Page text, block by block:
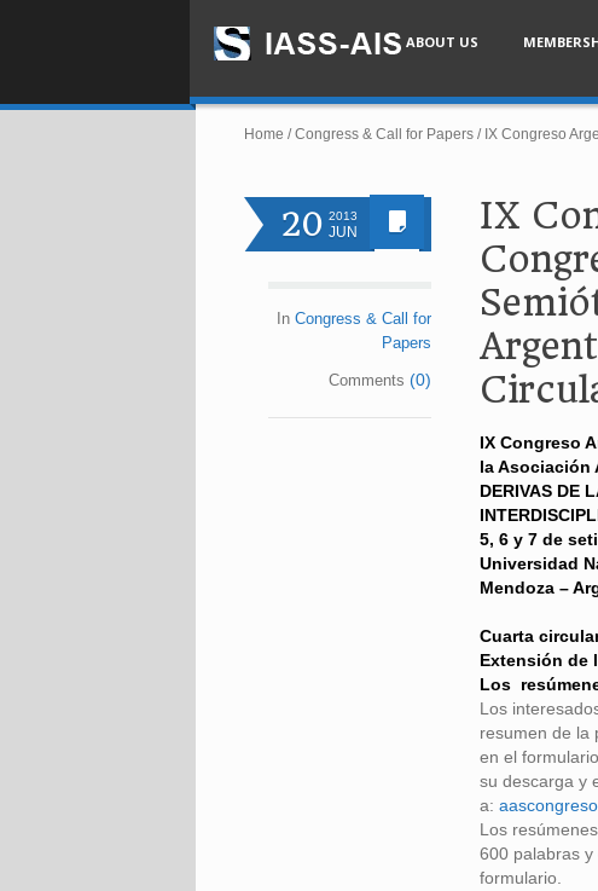
ABOUT US
Home /Congress & Call for Papers / IX Congreso
20 2013
JUN
In Congress & Call for
Papers
Comments (0)
IX
IX Congreso
la Asociación
DERIVAS DE
5, 6 y 7 de
Universidad
Mendoza –
Cuarta
Extensión de
Los
Los
resumen de la
en el
su descarga y
a:
Los
600 palabras
formulario.